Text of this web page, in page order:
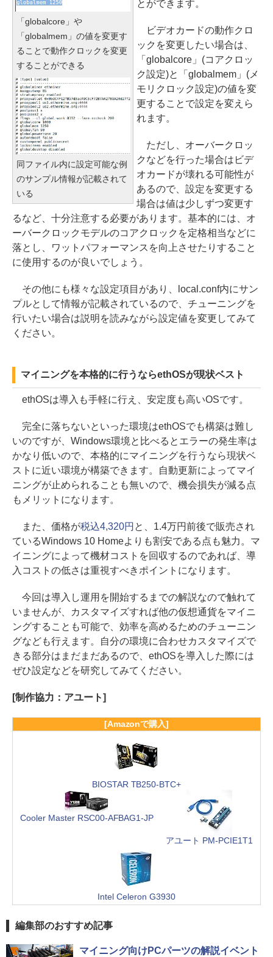
「globalcore」や
「globalmem」の値を変更す
ることで動作クロックを変更
することができる
同ファイル内に設定可能な例
のサンプル情報が記載されて
いる
とができます。
ビデオカードの動作クロ
ックを変更したい場合は、
「globalcore」(コアクロッ
ク設定)と「globalmem」(メ
モリクロック設定)の値を変
更することで設定を変えら
れます。
ただし、オーバークロッ
クなどを行った場合はビデ
オカードが壊れる可能性が
あるので、設定を変更する
場合は値は少しずつ変更す
るなど、十分注意する必要があります。基本的には、オ
ーバークロックモデルのコアクロックを定格相当などに
落とし、ワットパフォーマンスを向上させたりすること
に使用するのが良いでしょう。
その他にも様々な設定項目があり、local.conf内にサン
プルとして情報が記載されているので、チューニングを
行いたい場合は説明を読みながら設定値を変更してみて
ください。
マイニングを本格的に行うならethOSが現状ベスト
ethOSは導入も手軽に行え、安定度も高いOSです。
完全に落ちないといった環境はethOSでも構築は難し
いのですが、Windows環境と比べるとエラーの発生率は
かなり低いので、本格的にマイニングを行うなら現状ベ
ストに近い環境が構築できます。自動更新によってマイ
ニングが止められることも無いので、機会損失が減る点
もメリットになります。
また、価格が税込4,320円 と、1.4万円前後で販売され
ているWindows 10 Homeよりも割安である点も魅力。マ
イニングによって機材コストを回収するのであれば、導
入コストの低さは重視すべきポイントになります。
今回は導入し運用を開始するまでの解説なので触れて
いませんが、カスタマイズすれば他の仮想通貨をマイニ
ングすることも可能で、効率を高めるためのチューニン
グなども行えます。自分の環境に合わせカスタマイズで
きる部分はまだまだあるので、ethOSを導入した際には
ぜひ設定などを研究してみてください。
[制作協力：アユート]
[Amazonで購入]
BIOSTAR TB250-BTC+
Cooler Master RSC00-AFBAG1-JP
アユート PM-PCIE1T1
Intel Celeron G3930
編集部のおすすめ記事
マイニング向けPCパーツの解説イベント